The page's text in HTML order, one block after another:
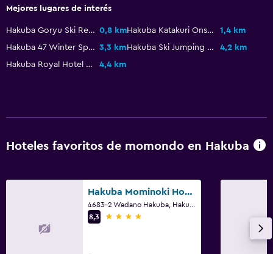
Mejores lugares de interés
Hakuba Goryu Ski Resort Alpine Garden 0,8 km Hakuba Katakuri Onsen
1,4 km
Hakuba 47 Winter Sports Park 3,3 km Hakuba Ski Jumping Stadium
4,2 km
Hakuba Royal Hotel Hot Spring
4,4 km
Hoteles favoritos de momondo en Hakuba
Hakuba Mominoki Hotel
8,3
4 estrellas